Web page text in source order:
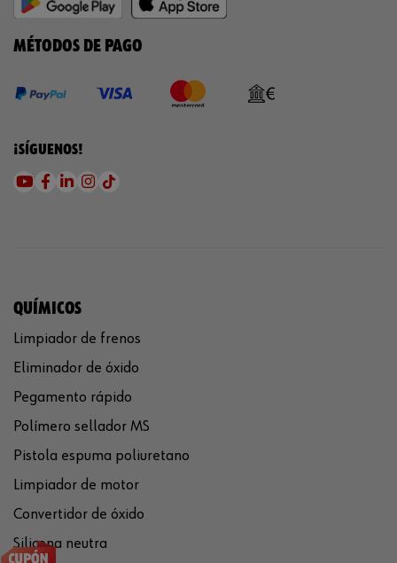
MÉTODOS DE PAGO
¡SÍGUENOS!
QUÍMICOS
Limpiador de frenos
Eliminador de óxido
Pegamento rápido
Polímero sellador MS
Pistola espuma poliuretano
Limpiador de motor
Convertidor de óxido
Silicona neutra